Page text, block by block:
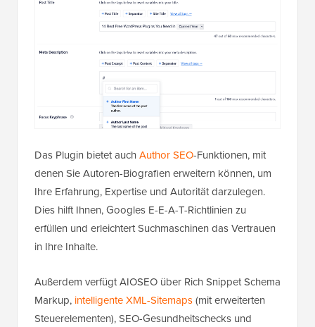
Das Plugin bietet auchAuthor SEO-Funktionen, mit
denen Sie Autoren-Biografien erweitern können, um
Ihre Erfahrung, Expertise und Autorität darzulegen.
Dies hilft Ihnen, Googles E-E-A-T-Richtlinien zu
erfüllen und erleichtert Suchmaschinen das Vertrauen
in Ihre Inhalte.
Außerdem verfügt AIOSEO über Rich Snippet Schema
Markup, intelligente XML-Sitemaps(mit erweiterten
Steuerelementen), SEO-Gesundheitschecks und